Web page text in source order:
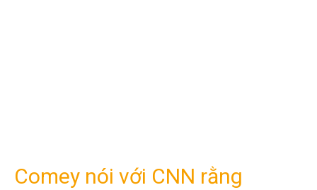
Comey nói với CNN rằng